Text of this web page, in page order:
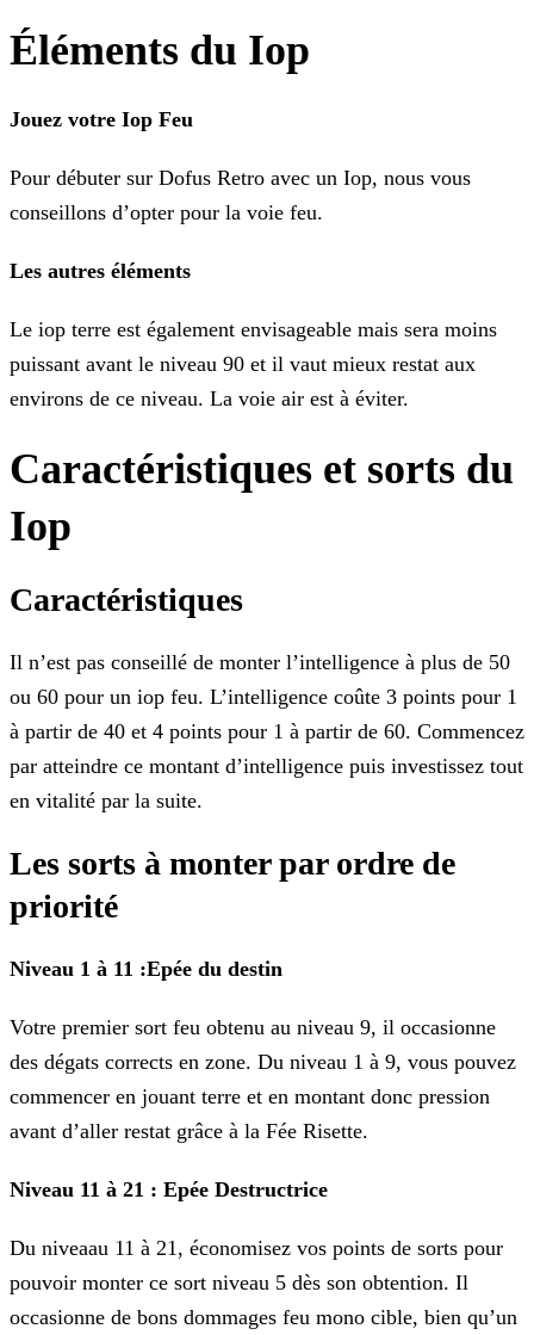
Éléments du Iop
Jouez votre Iop Feu
Pour débuter sur Dofus Retro avec un Iop, nous vous
conseillons d’opter pour la voie feu.
Les autres éléments
Le iop terre est également envisageable mais sera moins
puissant avant le niveau 90 et il vaut mieux restat aux
environs de ce niveau. La voie air est à éviter.
Caractéristiques et sorts du
Iop
Caractéristiques
Il n’est pas conseillé de monter l’intelligence à plus de 50
ou 60 pour un iop feu. L’intelligence coûte 3 points pour 1
à partir de 40 et 4 points pour 1 à partir de 60. Commencez
par atteindre ce montant d’intelligence puis investissez tout
en vitalité par la suite.
Les sorts à monter par ordre de
priorité
Niveau 1 à 11 :Epée du destin
Votre premier sort feu obtenu au niveau 9, il occasionne
des dégats corrects en zone. Du niveau 1 à 9, vous pouvez
commencer en jouant terre et en montant donc pression
avant d’aller restat grâce à la Fée Risette.
Niveau 11 à 21 : Epée Destructrice
Du niveaau 11 à 21, économisez vos points de sorts pour
pouvoir monter ce sort niveau 5 dès son obtention. Il
occasionne de bons dommages feu mono cible, bien qu’un